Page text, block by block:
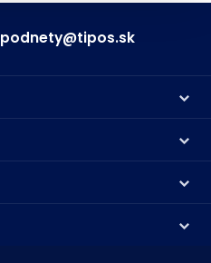
podnety@tipos.sk